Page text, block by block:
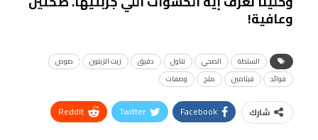
وعافية!
السلطة الصحي تناول دقيق زيت الزيتون
صوص
فوائد
فيتامين ملح وصفات
شارك Facebook
Twitter
ReddIt